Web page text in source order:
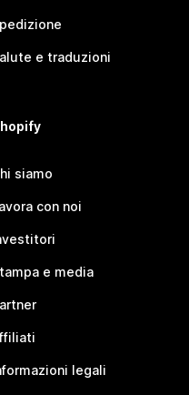
e traduzioni
siamo
con noi
e media
legali